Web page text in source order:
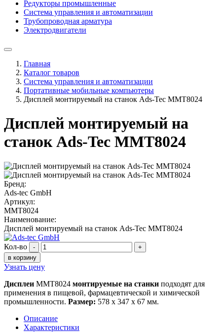
Редукторы промышленные
Система управления и автоматизации
Трубопроводная арматура
Электродвигатели
Главная
Каталог товаров
Система управления и автоматизации
Портативные мобильные компьютеры
Дисплей монтируемый на станок Ads-Tec MMT8024
Дисплей монтируемый на
станок Ads-Tec MMT8024
Бренд:
Ads-tec GmbH
Артикул:
MMT8024
Наименование:
Дисплей монтируемый на станок Ads-Tec MMT8024
Кол-во -
+
в корзину
Узнать цену
Дисплеи MMT8024 монтируемые на станки подходят для
применения в пищевой, фармацевтической и химической
промышленности. Размер: 578 x 347 x 67 мм.
Описание
Характеристики